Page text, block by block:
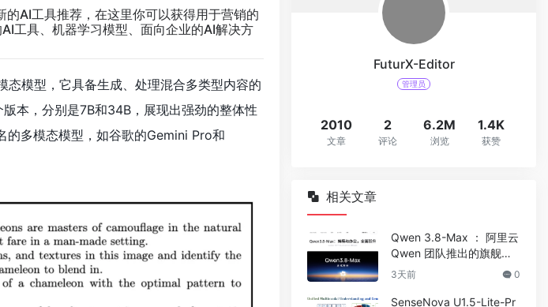
的AI工具推荐，在这里你可以获得用于营销的
工具、机器学习模型、面向企业的AI解决方
模型，它具备生成、处理混合多类型内容的
本，分别是7B和34B，展现出强劲的整体性
的多模态模型，如谷歌的Gemini Pro和
FuturX-Editor
管理员
2010
文章
2
评论
6.2M
浏览
1.4K
获赞
相关文章
Qwen 3.8-Max ： 阿里云
Qwen 团队推出的旗舰大
模型
3天前 0
SenseNova U1.5-Lite-Pr